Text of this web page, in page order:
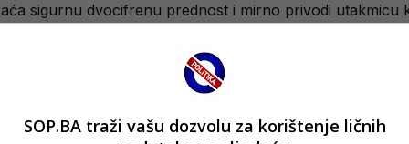
sigurnu dvocifrenu prednost i mirno privodi utakmicu
33 poena, uz vrlo precizan šut (5/6 za dva i 7/11 za
a pobjednik tog susreta izborit će plasman na
SOP.BA traži vašu dozvolu za korištenje ličnih